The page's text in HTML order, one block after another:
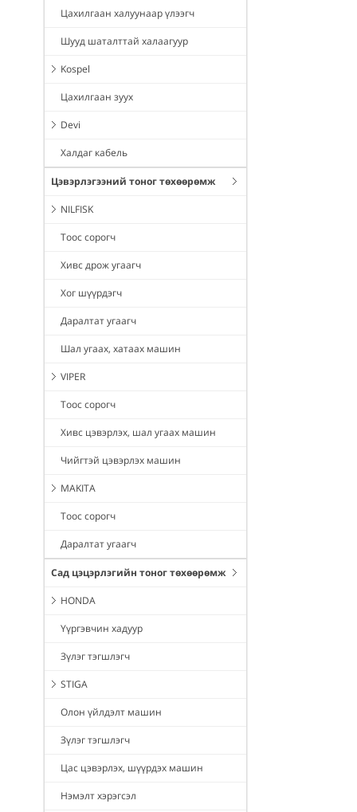
Цахилгаан халуунаар үлээгч
Шууд шаталттай халаагуур
Kospel
Цахилгаан зуух
Devi
Халдаг кабель
Цэвэрлэгээний тоног төхөөрөмж
NILFISK
Тоос сорогч
Хивс дрож угаагч
Хог шүүрдэгч
Даралтат угаагч
Шал угаах, хатаах машин
VIPER
Тоос сорогч
Хивс цэвэрлэх, шал угаах машин
Чийгтэй цэвэрлэх машин
MAKITA
Тоос сорогч
Даралтат угаагч
Сад цэцэрлэгийн тоног төхөөрөмж
HONDA
Үүргэвчин хадуур
Зүлэг тэгшлэгч
STIGA
Олон үйлдэлт машин
Зүлэг тэгшлэгч
Цас цэвэрлэх, шүүрдэх машин
Нэмэлт хэрэгсэл